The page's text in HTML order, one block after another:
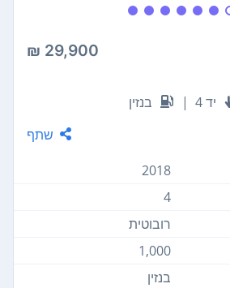
29,900 ₪
יד 4 |
בנזין
שתף
2018
4
רובוטית
1,000
בנזין